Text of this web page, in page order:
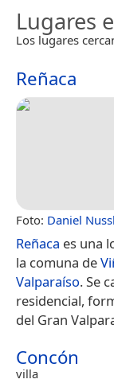
Lugares
Los lugares
Reñaca
Foto: Daniel
Reñaca es una
la comuna de
Valparaíso. Se
residencial,
del Gran
Concón
villa